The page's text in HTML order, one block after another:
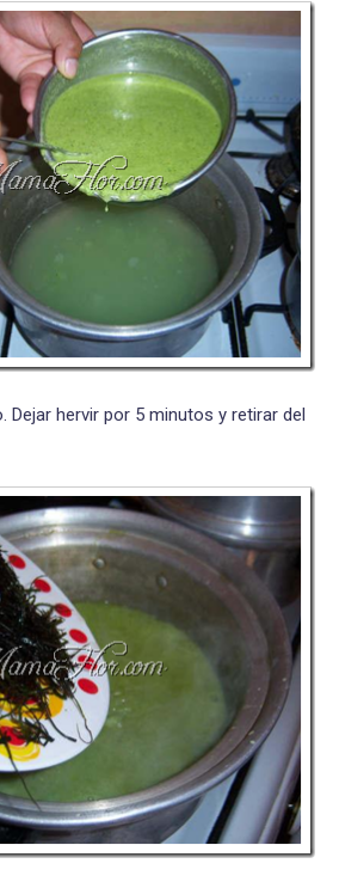
Dejar hervir por 5 minutos y retirar del